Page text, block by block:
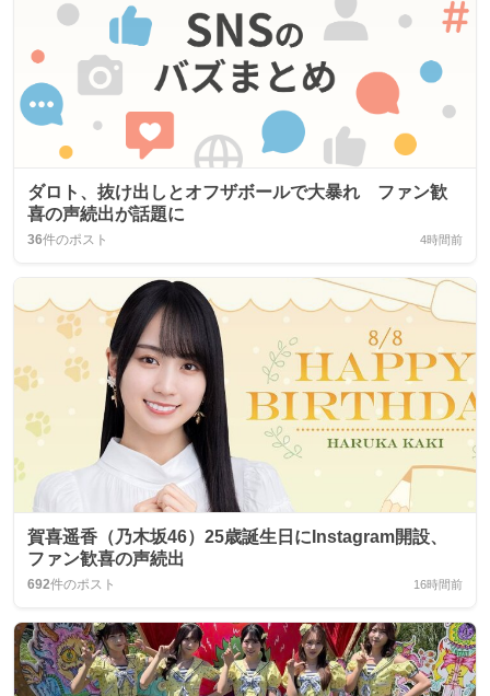
ダロト、抜け出しとオフザボールで大暴れ ファン歓
喜の声続出が話題に
36件のポスト 4時間前
賀喜遥香（乃木坂46）25歳誕生日にInstagram開設、
ファン歓喜の声続出
692件のポスト 16時間前